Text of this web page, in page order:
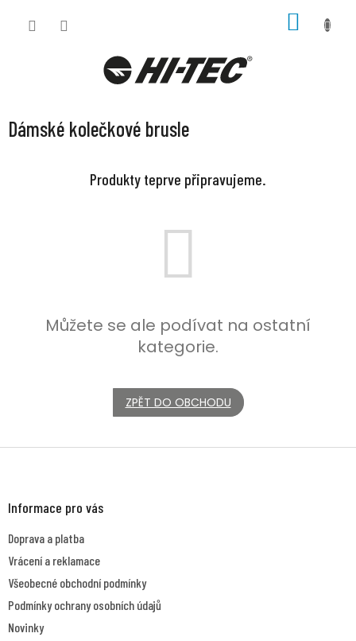
Dámské kolečkové brusle
Produkty teprve připravujeme.
Můžete se ale podívat na ostatní
kategorie.
ZPĚT DO OBCHODU
Informace pro vás
Doprava a platba
Vrácení a reklamace
Všeobecné obchodní podmínky
Podmínky ochrany osobních údajů
Novinky